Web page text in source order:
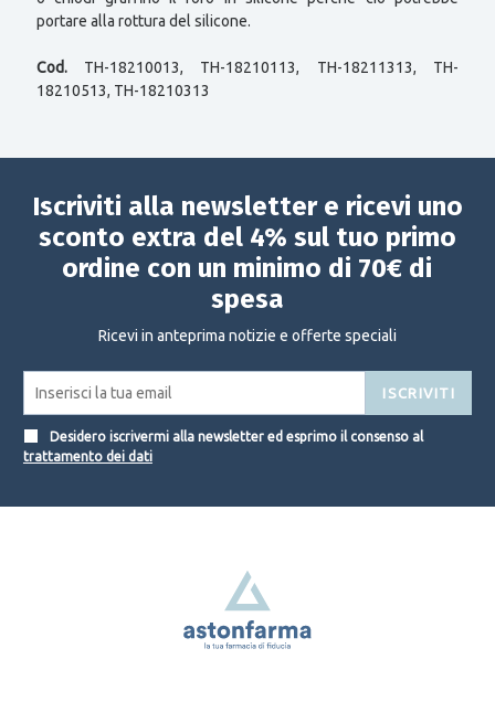
portare alla rottura del silicone.
Cod.TH-18210013, TH-18210113, TH-18211313, TH-
18210513, TH-18210313
Iscriviti alla newsletter e ricevi uno
sconto extra del 4% sul tuo primo
ordine con un minimo di 70€ di
spesa
Ricevi in anteprima notizie e offerte speciali
ISCRIVITI
Desidero iscrivermi alla newsletter ed esprimo il consenso al
trattamento dei dati